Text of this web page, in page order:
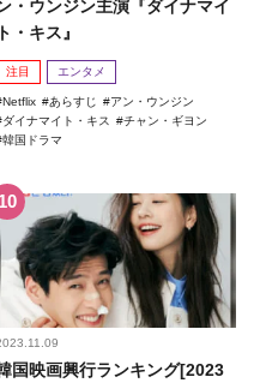
・ウンジン主演『ダイナマイ
ト・キス』
注目 エンタメ
Netflix あらすじ
アン・ウンジン
ダイナマイト・キス
チャン・ギヨン
韓国ドラマ
国映画興行ランキング[2023